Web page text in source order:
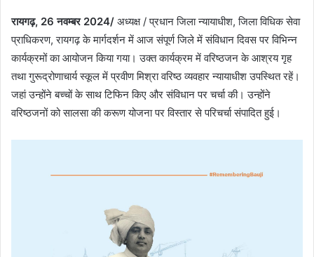
रायगढ़, 26 नवम्बर 2024/ अध्यक्ष / प्रधान जिला न्यायाधीश, जिला विधिक सेवा
प्राधिकरण, रायगढ़ के मार्गदर्शन में आज संपूर्ण जिले में संविधान दिवस पर विभिन्न
कार्यक्रमों का आयोजन किया गया। उक्त कार्यक्रम में वरिष्ठजन के आश्रय गृह
तथा गुरूद्रोणाचार्य स्कूल में प्रवीण मिश्रा वरिष्ठ व्यवहार न्यायाधीश उपस्थित रहें।
जहां उन्होंने बच्चों के साथ टिफिन किए और संविधान पर चर्चा की। उन्होंने
वरिष्ठजनों को सालसा की करूण योजना पर विस्तार से परिचर्चा संपादित हुई।